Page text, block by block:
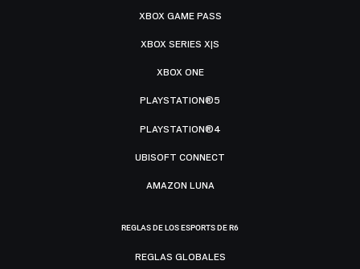
XBOX GAME PASS
XBOX SERIES X|S
XBOX ONE
PLAYSTATION®5
PLAYSTATION®4
UBISOFT CONNECT
AMAZON LUNA
REGLAS DE LOS ESPORTS DE R6
REGLAS GLOBALES